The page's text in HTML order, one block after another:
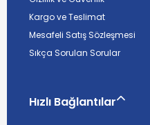
Kargo ve Teslimat
Mesafeli Satış Sözleşmesi
Sıkça Sorulan Sorular
Hızlı Bağlantılar